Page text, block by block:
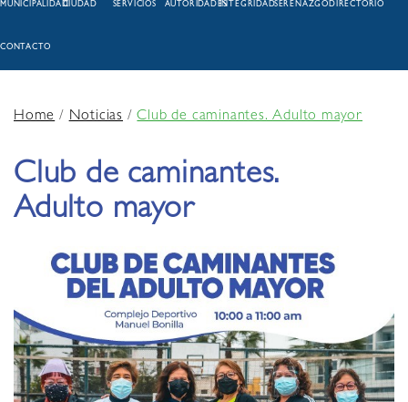
MUNICIPALIDADCIUDAD SERVICIOS AUTORIDADESINTEGRIDADSERENAZGODIRECTORIO
CONTACTO
Home/Noticias /Club de caminantes. Adulto mayor
Club de caminantes.
Adulto mayor